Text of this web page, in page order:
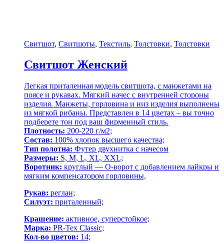
Свитшот, Свитшоты, Текстиль, Толстовки, Толстовки
Свитшот Женский
Легкая приталенная модель свитшота, с манжетами на
поясе и рукавах. Мягкий начес с внутренней стороны
изделия. Манжеты, горловина и низ изделия выполнены
из мягкой рибаны. Представлен в 14 цветах – вы точно
подберете тон под ваш фирменный стиль.
Плотность: 200-220 г/м2;
Состав: 100% хлопок высшего качества;
Тип полотна: Футер двухнитка с начесом
Размеры: S, M, L, XL, XXL;
Воротник: круглый — О-ворот с добавлением лайкры и
мягким компенсатором горловины,
Рукав: реглан;
Силуэт: приталенный;
Крашение: активное, суперстойкое;
Марка: PR-Tex Classic;
Кол-во цветов: 14;